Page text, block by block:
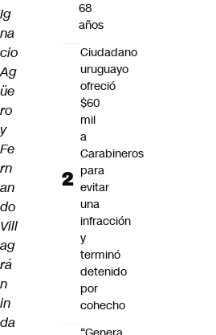
Ig
na
cio
Ag
üe
ro
y
Fe
rn
an
do
Vill
ag
rá
n
in
da
68
años
Ciudadano
uruguayo
ofreció
$60
mil
a
Carabineros
para
evitar
una
infracción
y
terminó
detenido
por
cohecho